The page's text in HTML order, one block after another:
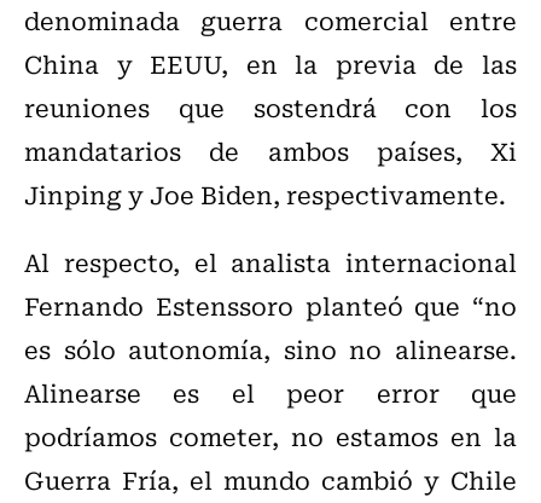
denominada guerra comercial entre
China y EEUU, en la previa de las
reuniones que sostendrá con los
mandatarios de ambos países, Xi
Jinping y Joe Biden, respectivamente.
Al respecto, el analista internacional
Fernando Estenssoro planteó que “no
es sólo autonomía, sino no alinearse.
Alinearse es el peor error que
podríamos cometer, no estamos en la
Guerra Fría, el mundo cambió y Chile